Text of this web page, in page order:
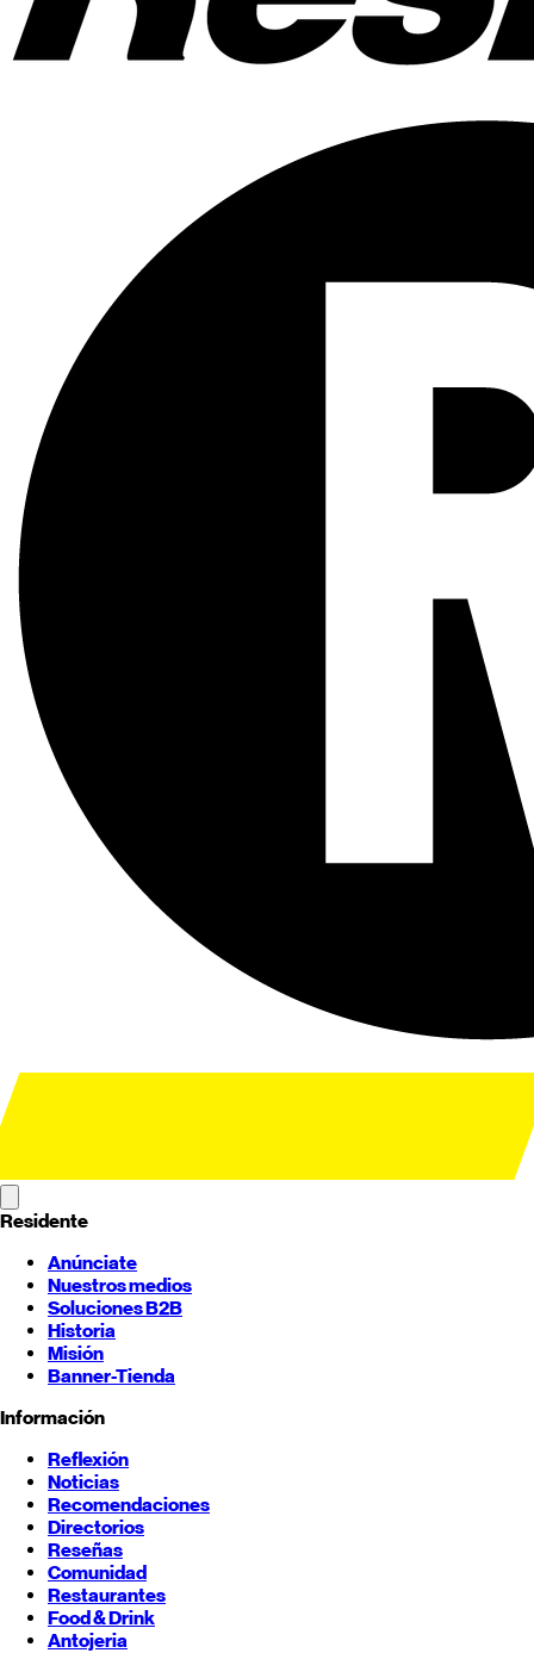
Residente
Anúnciate
Nuestros medios
Soluciones B2B
Historia
Misión
Banner-Tienda
Información
Reflexión
Noticias
Recomendaciones
Directorios
Reseñas
Comunidad
Restaurantes
Food & Drink
Antojeria